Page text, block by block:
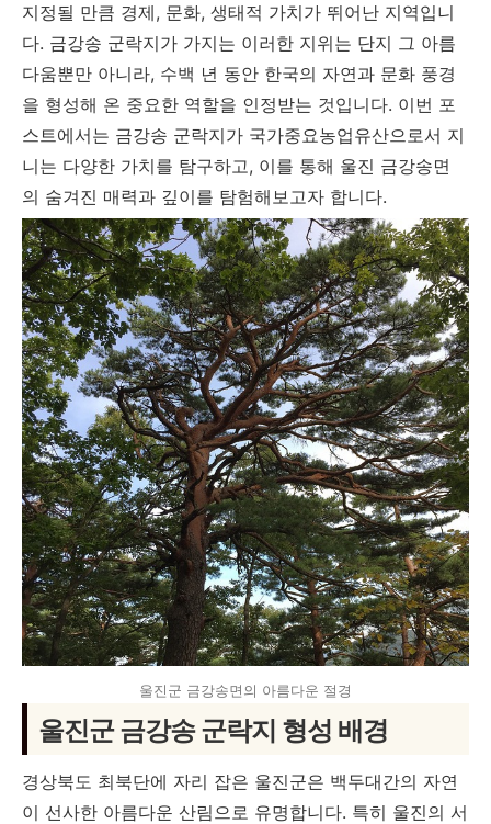
지정될 만큼 경제, 문화, 생태적 가치가 뛰어난 지역입니
다. 금강송 군락지가 가지는 이러한 지위는 단지 그 아름
다움뿐만 아니라, 수백 년 동안 한국의 자연과 문화 풍경
을 형성해 온 중요한 역할을 인정받는 것입니다. 이번 포
스트에서는 금강송 군락지가 국가중요농업유산으로서 지
니는 다양한 가치를 탐구하고, 이를 통해 울진 금강송면
의 숨겨진 매력과 깊이를 탐험해보고자 합니다.
울진군 금강송면의 아름다운 절경
울진군 금강송 군락지 형성 배경
경상북도 최북단에 자리 잡은 울진군은 백두대간의 자연
이 선사한 아름다운 산림으로 유명합니다. 특히 울진의 서